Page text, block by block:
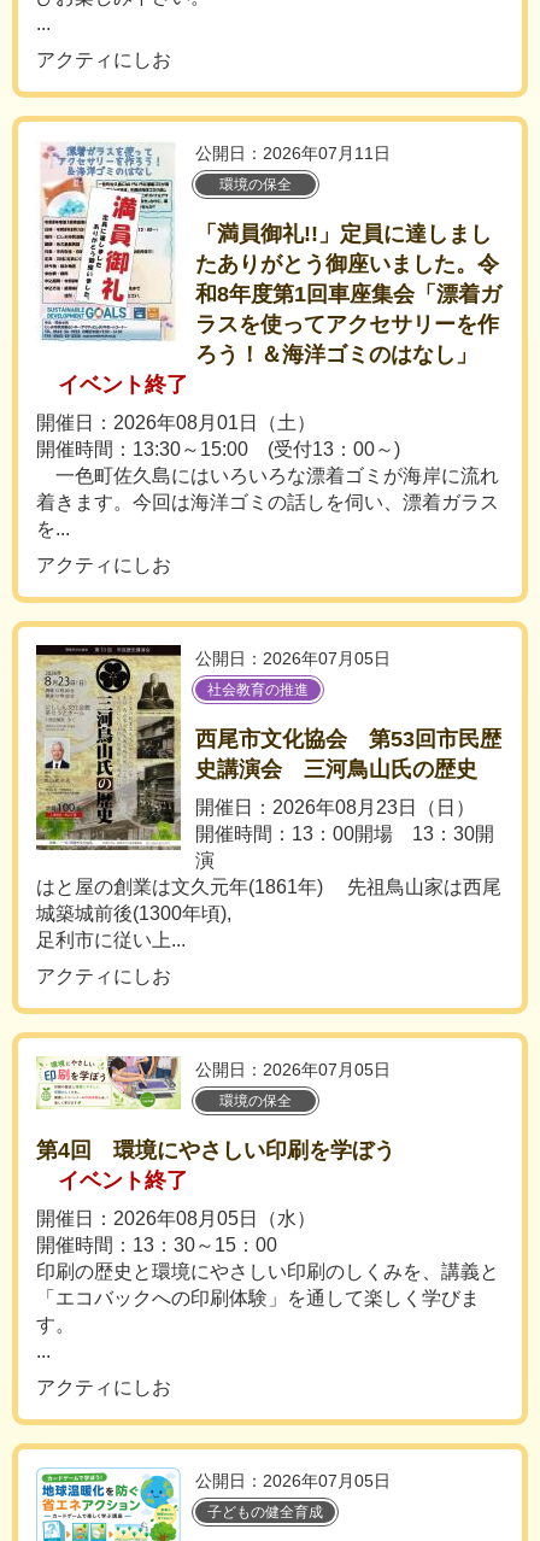
...
アクティにしお
公開日：2026年07月11日
環境の保全
「満員御礼!!」定員に達しまし
たありがとう御座いました。令
和8年度第1回車座集会「漂着ガ
ラスを使ってアクセサリーを作
ろう！＆海洋ゴミのはなし」
イベント終了
開催日：2026年08月01日（土）
開催時間：13:30～15:00 (受付13：00～)
一色町佐久島にはいろいろな漂着ゴミが海岸に流れ
着きます。今回は海洋ゴミの話しを伺い、漂着ガラス
を...
アクティにしお
公開日：2026年07月05日
社会教育の推進
西尾市文化協会 第53回市民歴
史講演会 三河鳥山氏の歴史
開催日：2026年08月23日（日）
開催時間：13：00開場 13：30開
演
はと屋の創業は文久元年(1861年) 先祖鳥山家は西尾
城築城前後(1300年頃),
足利市に従い上...
アクティにしお
公開日：2026年07月05日
環境の保全
第4回 環境にやさしい印刷を学ぼう
イベント終了
開催日：2026年08月05日（水）
開催時間：13：30～15：00
印刷の歴史と環境にやさしい印刷のしくみを、講義と
「エコバックへの印刷体験」を通して楽しく学びま
す。
...
アクティにしお
公開日：2026年07月05日
子どもの健全育成